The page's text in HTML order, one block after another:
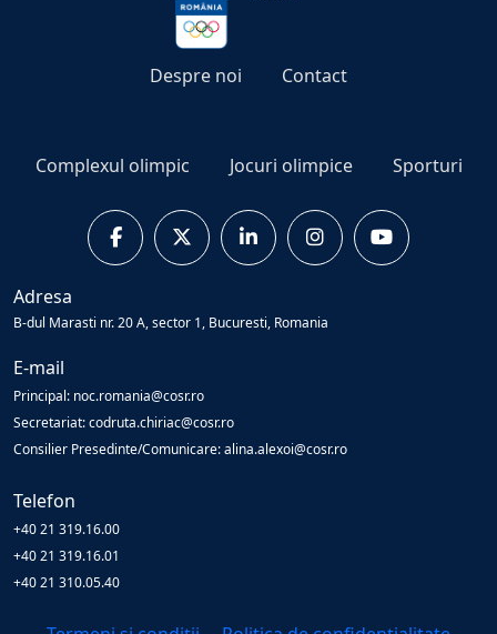
Despre noi Contact
Complexul olimpic Jocuri olimpice Sporturi
Adresa
B-dul Marasti nr. 20 A, sector 1, Bucuresti, Romania
E-mail
Principal: noc.romania@cosr.ro
Secretariat: codruta.chiriac@cosr.ro
Consilier Presedinte/Comunicare: alina.alexoi@cosr.ro
Telefon
+40 21 319.16.00
+40 21 319.16.01
+40 21 310.05.40